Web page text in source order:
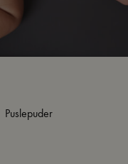
Puslepuder